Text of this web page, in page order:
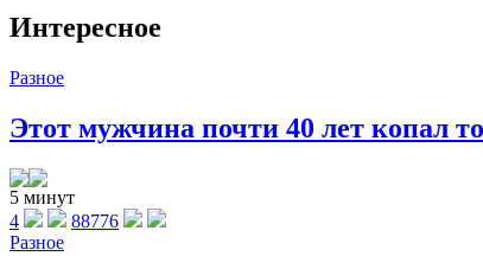
Интересное
Разное
Этот мужчина почти 40 лет копал
5 минут
4
88776
Разное